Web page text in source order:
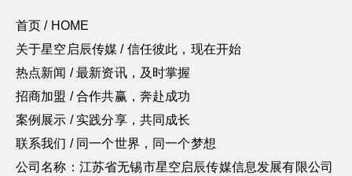
首页 / HOME
关于星空启辰传媒 / 信任彼此，现在开始
热点新闻 / 最新资讯，及时掌握
招商加盟 / 合作共赢，奔赴成功
案例展示 / 实践分享，共同成长
联系我们 / 同一个世界，同一个梦想
公司名称：江苏省无锡市星空启辰传媒信息发展有限公司